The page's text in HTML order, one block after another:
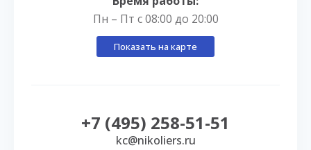
Пн – Пт с 08:00 до 20:00
Показать на карте
+7 (495) 258-51-51
kc@nikoliers.ru